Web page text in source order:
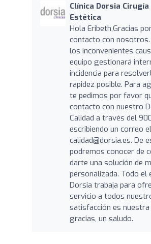
Clínica Dorsia
Estética
Hola Eribeth,Gracias
contacto con
los inconvenientes
equipo gestionará
incidencia para
rapidez posible. Para
te pedimos por favor
contacto con nuestro
Calidad a través del
escribiendo un correo
calidad@dorsia.es. De
podremos conocer de
darte una solución de
personalizada. Todo el
Dorsia trabaja para
servicio a todos
satisfacción es nuestra
gracias, un saludo.